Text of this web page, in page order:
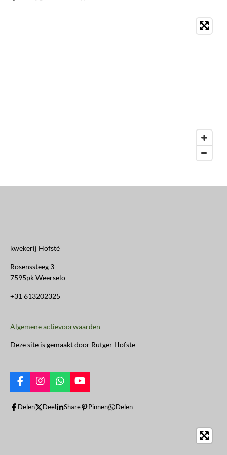
kwekerij Hofsté
Rosenssteeg 3
7595pk Weerselo
+31 613202325
Algemene actievoorwaarden
Deze site is gemaakt door Rutger Hofste
F
a
c
I
n
s
t
W
h
a
t
Y
o
u
T
Delen Deel Share Pinnen Delen